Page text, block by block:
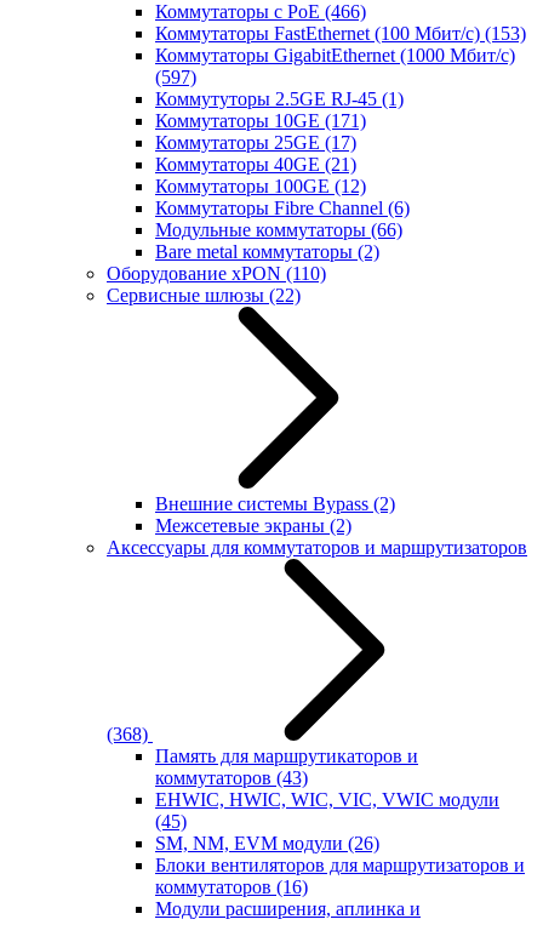
Коммутаторы с PoE (466)
Коммутаторы FastEthernet (100 Мбит/с) (153)
Коммутаторы GigabitEthernet (1000 Мбит/с)
(597)
Коммутуторы 2.5GE RJ-45 (1)
Коммутаторы 10GE (171)
Коммутаторы 25GE (17)
Коммутаторы 40GE (21)
Коммутаторы 100GE (12)
Коммутаторы Fibre Channel (6)
Модульные коммутаторы (66)
Bare metal коммутаторы (2)
Оборудование xPON (110)
Сервисные шлюзы (22)
Внешние системы Bypass (2)
Межсетевые экраны (2)
Аксессуары для коммутаторов и маршрутизаторов
(368)
Память для маршрутикаторов и
коммутаторов (43)
EHWIC, HWIC, WIC, VIC, VWIC модули
(45)
SM, NM, EVM модули (26)
Блоки вентиляторов для маршрутизаторов и
коммутаторов (16)
Модули расширения, аплинка и